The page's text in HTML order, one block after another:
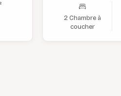
2 Chambre à
coucher